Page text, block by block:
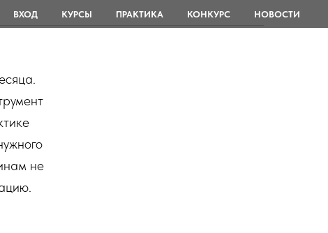
ВХОД КУРСЫ ПРАКТИКА КОНКУРС НОВОСТИ
не